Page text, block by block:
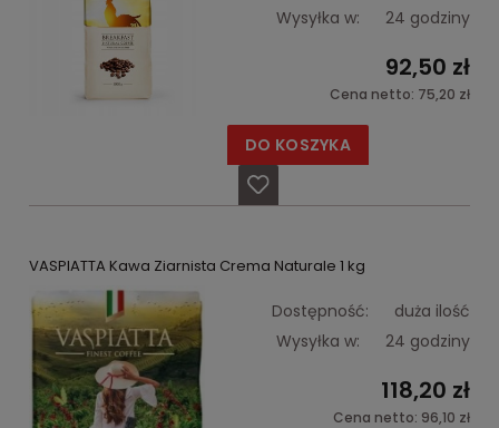
Wysyłka w:
24 godziny
92,50 zł
Cena netto: 75,20 zł
DO KOSZYKA
VASPIATTA Kawa Ziarnista Crema Naturale 1 kg
Dostępność:
duża ilość
Wysyłka w:
24 godziny
118,20 zł
Cena netto: 96,10 zł